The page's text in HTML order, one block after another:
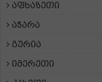
აფხაზეთი
აჭარა
გურია
იმერეთი